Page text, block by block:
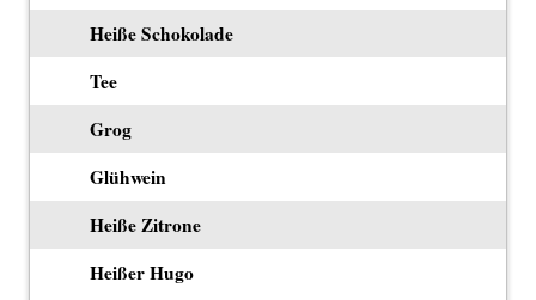
Heiße Schokolade
Tee
Grog
Glühwein
Heiße Zitrone
Heißer Hugo